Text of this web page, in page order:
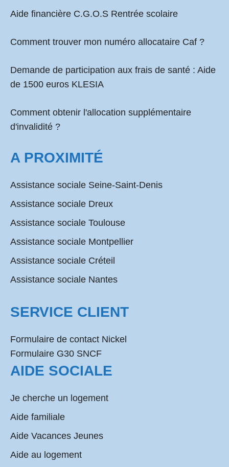
Aide financière C.G.O.S Rentrée scolaire
Comment trouver mon numéro allocataire Caf ?
Demande de participation aux frais de santé : Aide
de 1500 euros KLESIA
Comment obtenir l'allocation supplémentaire
d'invalidité ?
A PROXIMITÉ
Assistance sociale Seine-Saint-Denis
Assistance sociale Dreux
Assistance sociale Toulouse
Assistance sociale Montpellier
Assistance sociale Créteil
Assistance sociale Nantes
SERVICE CLIENT
Formulaire de contact Nickel
Formulaire G30 SNCF
AIDE SOCIALE
Je cherche un logement
Aide familiale
Aide Vacances Jeunes
Aide au logement